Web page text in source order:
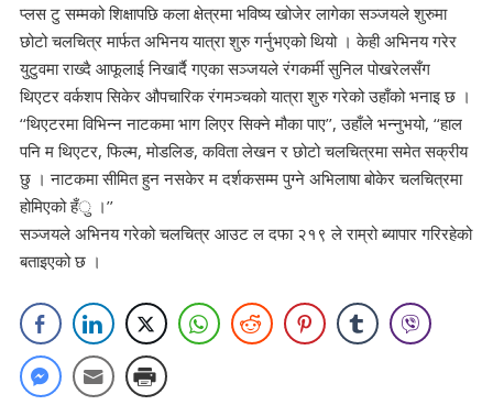
प्लस टु सम्मको शिक्षापछि कला क्षेत्रमा भविष्य खोजेर लागेका सञ्जयले शुरुमा
छोटो चलचित्र मार्फत अभिनय यात्रा शुरु गर्नुभएको थियो । केही अभिनय गरेर
युटुवमा राख्दै आफूलाई निखार्दै गएका सञ्जयले रंगकर्मी सुनिल पोखरेलसँग
थिएटर वर्कशप सिकेर औपचारिक रंगमञ्चको यात्रा शुरु गरेको उहाँको भनाइ छ ।
‘‘थिएटरमा विभिन्न नाटकमा भाग लिएर सिक्ने मौका पाए’’, उहाँले भन्नुभयो, ‘‘हाल
पनि म थिएटर, फिल्म, मोडलिङ, कविता लेखन र छोटो चलचित्रमा समेत सक्रीय
छु । नाटकमा सीमित हुन नसकेर म दर्शकसम्म पुग्ने अभिलाषा बोकेर चलचित्रमा
होमिएको हँु ।’’
सञ्जयले अभिनय गरेको चलचित्र आउट ल दफा २१९ ले राम्रो ब्यापार गरिरहेको
बताइएको छ ।